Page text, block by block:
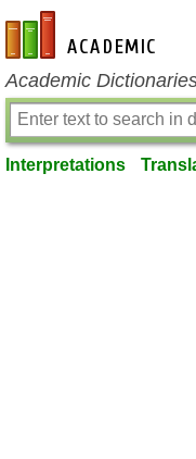
en-academic.com
Academic
Interpretations